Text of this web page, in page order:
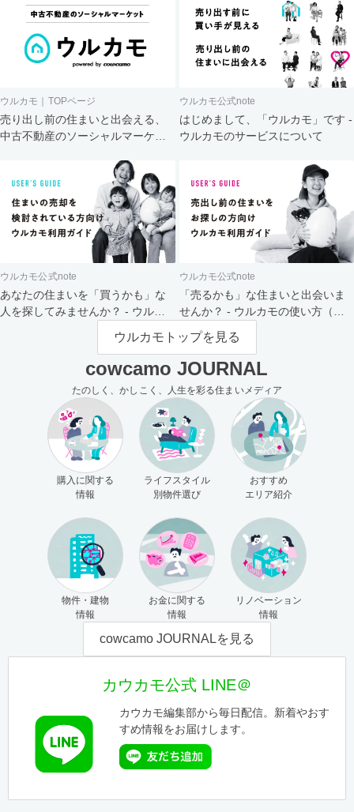
ウルカモ｜TOPページ
売り出し前の住まいと出会える、
中古不動産のソーシャルマーケッ
ウルカモ公式note
はじめまして、「ウルカモ」です -
ウルカモのサービスについて
ウルカモ公式note
あなたの住まいを「買うかも」な
人を探してみませんか？ - ウルカ
ウルカモ公式note
「売るかも」な住まいと出会いま
せんか？ - ウルカモの使い方（買
主さま向け）
ウルカモトップを見る
cowcamo JOURNAL
たのしく、かしこく、人生を彩る住まいメディア
購入に関する
情報
ライフスタイル
別物件選び
おすすめ
エリア紹介
物件・建物
情報
お金に関する
情報
リノベーション
情報
cowcamo JOURNALを見る
カウカモ公式 LINE＠
カウカモ編集部から毎日配信。新着やおす
すめ情報をお届けします。